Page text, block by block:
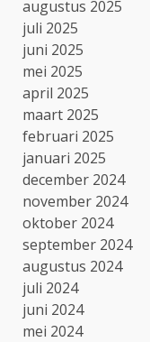
augustus 2025
juli 2025
juni 2025
mei 2025
april 2025
maart 2025
februari 2025
januari 2025
december 2024
november 2024
oktober 2024
september 2024
augustus 2024
juli 2024
juni 2024
mei 2024